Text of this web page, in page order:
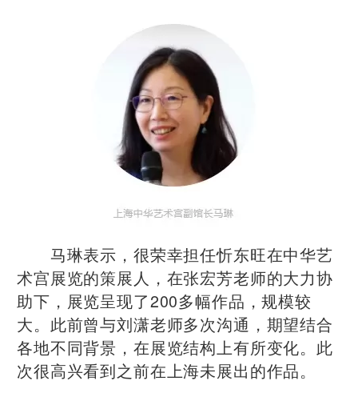
马琳表示，很荣幸担任忻东旺在中华艺
术宫展览的策展人，在张宏芳老师的大力协
助下，展览呈现了200多幅作品，规模较
大。此前曾与刘潇老师多次沟通，期望结合
各地不同背景，在展览结构上有所变化。此
次很高兴看到之前在上海未展出的作品。